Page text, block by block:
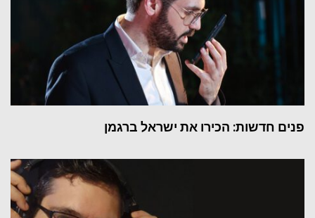
פנים חדשות: הכירו את ישראל ברגמן